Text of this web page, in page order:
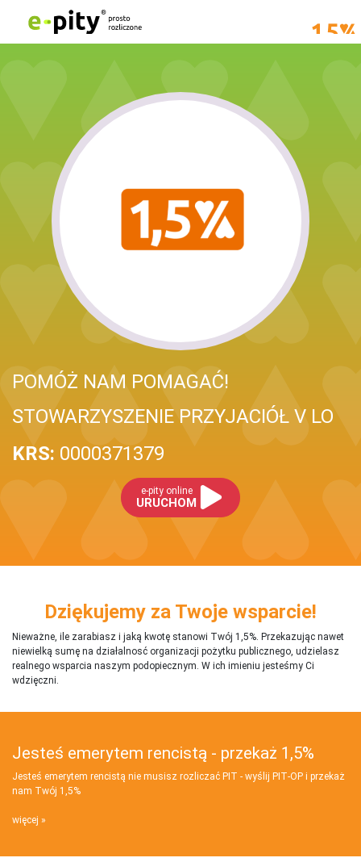
POMÓŻ NAM POMAGAĆ!
STOWARZYSZENIE PRZYJACIÓŁ V LO
KRS: 0000371379
e-pity online
URUCHOM
Dziękujemy za Twoje wsparcie!
Nieważne, ile zarabiasz i jaką kwotę stanowi Twój 1,5%. Przekazując nawet
niewielką sumę na działalnosć organizacji pożytku publicznego, udzielasz
realnego wsparcia naszym podopiecznym. W ich imieniu jesteśmy Ci
wdzięczni.
Jesteś emerytem rencistą - przekaż 1,5%
Jesteś emerytem rencistą nie musisz rozliczać PIT - wyślij PIT‑OP i przekaż
nam Twój 1,5%
więcej